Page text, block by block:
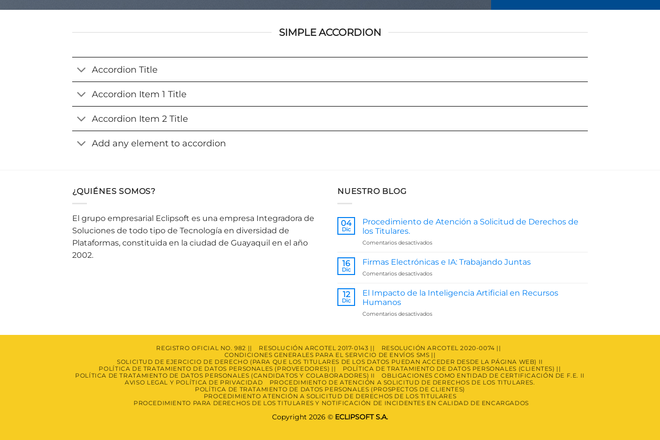
SIMPLE ACCORDION
Accordion Title
Accordion Item 1 Title
Accordion Item 2 Title
Add any element to accordion
¿QUIÉNES SOMOS?
El grupo empresarial Eclipsoft es una empresa Integradora de
Soluciones de todo tipo de Tecnología en diversidad de
Plataformas, constituida en la ciudad de Guayaquil en el año
2002.
NUESTRO BLOG
04
Dic
Procedimiento de Atención a Solicitud de Derechos de
los Titulares.
Comentarios desactivadosen
de
a
de
los
16
Dic
Firmas Electrónicas e IA: Trabajando Juntas
Comentarios desactivadosen
Electrónicas
Trabajando
12
Dic
El Impacto de la Inteligencia Artificial en Recursos
Humanos
Comentarios desactivadosen
la
Artificial
en
Recursos
Humanos
REGISTRO OFICIAL NO. 982 || RESOLUCIÓN ARCOTEL 2017-0143 ||
RESOLUCIÓN ARCOTEL 2020-0074 ||
CONDICIONES GENERALES PARA EL SERVICIO DE ENVÍOS SMS ||
SOLICITUD DE EJERCICIO DE DERECHO (PARA QUE LOS TITULARES DE LOS DATOS PUEDAN ACCEDER DESDE LA PÁGINA WEB) II
POLÍTICA DE TRATAMIENTO DE DATOS PERSONALES (PROVEEDORES) ||
POLÍTICA DE TRATAMIENTO DE DATOS PERSONALES (CLIENTES) ||
POLÍTICA DE TRATAMIENTO DE DATOS PERSONALES (CANDIDATOS Y COLABORADORES) II
OBLIGACIONES COMO ENTIDAD DE CERTIFICACIÓN DE F.E. II
AVISO LEGAL Y POLÍTICA DE PRIVACIDAD
PROCEDIMIENTO DE ATENCIÓN A SOLICITUD DE DERECHOS DE LOS TITULARES.
POLÍTICA DE TRATAMIENTO DE DATOS PERSONALES (PROSPECTOS DE CLIENTES)
PROCEDIMIENTO ATENCIÓN A SOLICITUD DE DERECHOS DE LOS TITULARES
PROCEDIMIENTO PARA DERECHOS DE LOS TITULARES Y NOTIFICACIÓN DE INCIDENTES EN CALIDAD DE ENCARGADOS
Copyright 2026 © ECLIPSOFT S.A.